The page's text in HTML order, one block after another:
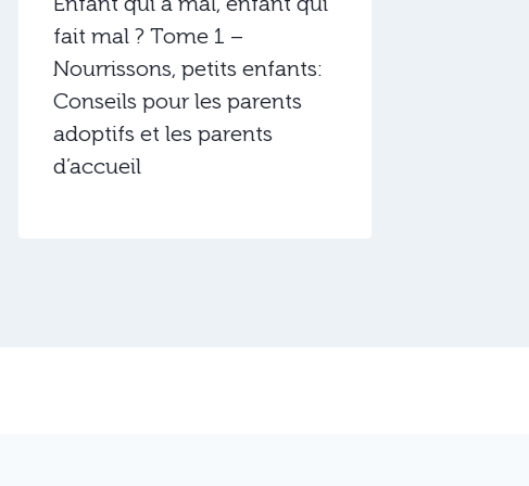
fait mal ? Tome 1 –
Nourrissons, petits enfants:
Conseils pour les parents
adoptifs et les parents
d’accueil